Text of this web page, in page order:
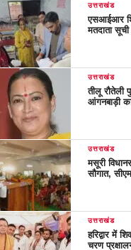
उत्तराखंड
एसआईआर
मतदाता
उत्तराखंड
तीलू रौतेली
आंगनबाड़ी
उत्तराखंड
मसूरी
सौगात,
उत्तराखंड
हरिद्वार में
चरण